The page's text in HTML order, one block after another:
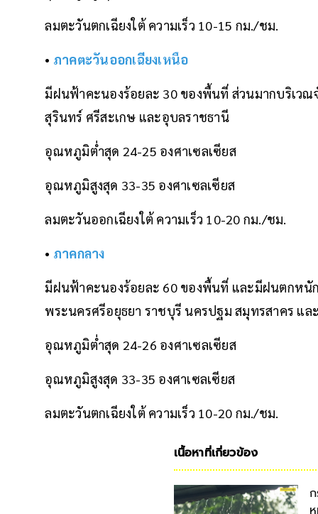
ลมตะวันตกเฉียงใต้ ความเร็ว 10-15 กม./ชม.
• ภาคตะวันออกเฉียงเหนือ
มีฝนฟ้าคะนองร้อยละ 30 ของพื้นที่ ส่วนมากบริเว
สุรินทร์ ศรีสะเกษ และอุบลราชธานี
อุณหภูมิต่ำสุด 24-25 องศาเซลเซียส
อุณหภูมิสูงสุด 33-35 องศาเซลเซียส
ลมตะวันออกเฉียงใต้ ความเร็ว 10-20 กม./ชม.
• ภาคกลาง
มีฝนฟ้าคะนองร้อยละ 60 ของพื้นที่ และมีฝนตกหนั
พระนครศรีอยุธยา ราชบุรี นครปฐม สมุทรสาคร แล
อุณหภูมิต่ำสุด 24-26 องศาเซลเซียส
อุณหภูมิสูงสุด 33-35 องศาเซลเซียส
ลมตะวันตกเฉียงใต้ ความเร็ว 10-20 กม./ชม.
เนื้อหาที่เกี่ยวข้อง